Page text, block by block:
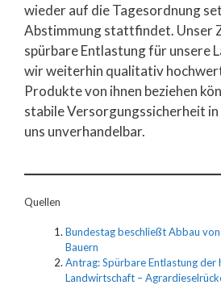
wieder auf die Tagesordnung
Abstimmung stattfindet. Unser
spürbare Entlastung für unsere
wir weiterhin qualitativ
Produkte von ihnen beziehen
stabile Versorgungssicherheit
uns unverhandelbar.
Quellen
Bundestag beschließt Abbau
Bauern
Antrag: Spürbare Entlastung der
Landwirtschaft –